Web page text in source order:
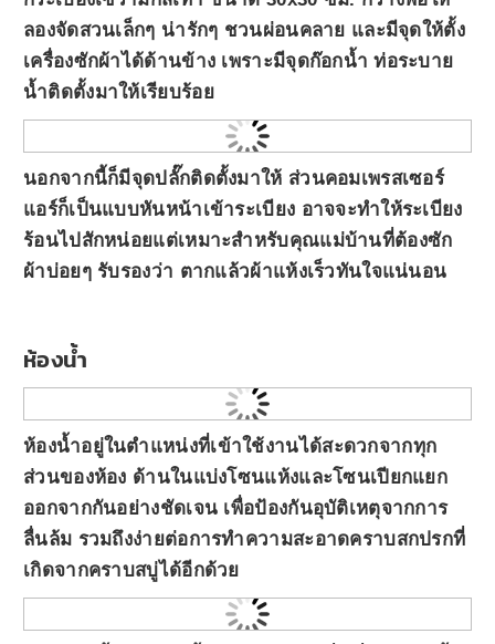
ลองจัดสวนเล็กๆ น่ารักๆ ชวนผ่อนคลาย และมีจุดให้ตั้ง
เครื่องซักผ้าได้ด้านข้าง เพราะมีจุดก๊อกน้ำ ท่อระบาย
น้ำติดตั้งมาให้เรียบร้อย
นอกจากนี้ก็มีจุดปลั๊กติดตั้งมาให้ ส่วนคอมเพรสเซอร์
แอร์ก็เป็นแบบหันหน้าเข้าระเบียง อาจจะทำให้ระเบียง
ร้อนไปสักหน่อยแต่เหมาะสำหรับคุณแม่บ้านที่ต้องซัก
ผ้าบ่อยๆ รับรองว่า ตากแล้วผ้าแห้งเร็วทันใจแน่นอน
ห้องน้ำ
ห้องน้ำอยู่ในตำแหน่งที่เข้าใช้งานได้สะดวกจากทุก
ส่วนของห้อง ด้านในแบ่งโซนแห้งและโซนเปียกแยก
ออกจากกันอย่างชัดเจน เพื่อป้องกันอุบัติเหตุจากการ
ลื่นล้ม รวมถึงง่ายต่อการทำความสะอาดคราบสกปรกที่
เกิดจากคราบสบู่ได้อีกด้วย